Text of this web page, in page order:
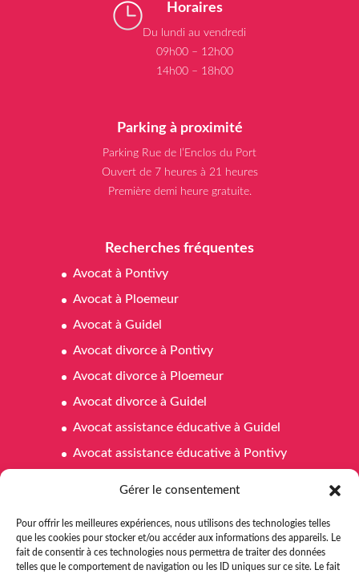
Gérer le consentement
Pour offrir les meilleures expériences, nous utilisons des technologies telles
que les cookies pour stocker et/ou accéder aux informations des appareils. Le
fait de consentir à ces technologies nous permettra de traiter des données
telles que le comportement de navigation ou les ID uniques sur ce site. Le fait
Horaires
Du lundi au vendredi
09h00 – 12h00
14h00 – 18h00
Parking à proximité
Parking Rue de l’Enclos du Port
Ouvert de 7 heures à 21 heures
Première demi heure gratuite.
Recherches fréquentes
Avocat à Pontivy
Avocat à Ploemeur
Avocat à Guidel
Avocat divorce à Pontivy
Avocat divorce à Ploemeur
Avocat divorce à Guidel
Avocat assistance éducative à Guidel
Avocat assistance éducative à Pontivy
Avocat affaires familiales à Ploemeur
Avocat affaires familiales à Guidel